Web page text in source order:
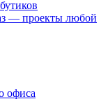
— проекты любой
офиса